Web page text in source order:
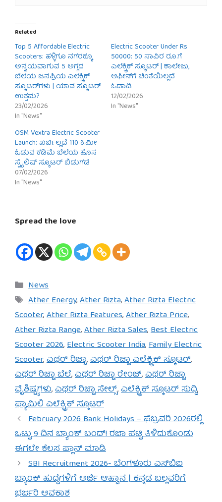
Related
Top 5 Affordable Electric
Scooters: ಹಳ್ಳಿಗೂ ನಗರಕ್ಕೂ
ಅನ್ವಯವಾಗುವ 5 ಅಗ್ಗದ
ಬೆಲೆಯ ಜನಪ್ರಿಯ ಎಲೆಕ್ಟ್ರಿಕ್
ಸ್ಕೂಟರ್‌ಗಳು | ಯಾವ ಸ್ಕೂಟರ್
ಉತ್ತಮ?
23/02/2026
In "News"
Electric Scooter Under Rs
50000: 50 ಸಾವಿರ ರೂ.ಗೆ
ಎಲೆಕ್ಟ್ರಿಕ್ ಸ್ಕೂಟರ್ | ಕಾಲೇಜು,
ಆಫೀಸ್‌ಗೆ ಚಿಂತೆಯಿಲ್ಲದೆ
ಓಡಾಡಿ
12/02/2026
In "News"
OSM Vextra Electric Scooter
Launch: ಖರ್ಚಿಲ್ಲದೆ 110 ಕಿ.ಮೀ
ಓಡುವ ಕಡಿಮೆ ಬೆಲೆಯ ಹೊಸ
ಸ್ಟೈಲಿಷ್ ಸ್ಕೂಟರ್ ಬಿಡುಗಡೆ
07/02/2026
In "News"
Spread the love
Categories
News
Tags
Ather Energy,Ather Rizta,Ather Rizta Electric
Scooter,Ather Rizta Features,Ather Rizta Price,
Ather Rizta Range,Ather Rizta Sales,Best Electric
Scooter 2026,Electric Scooter India,Family Electric
Scooter,ಎಥರ್ ರಿಜ್ಟಾ,ಎಥರ್ ರಿಜ್ಟಾ ಎಲೆಕ್ಟ್ರಿಕ್ ಸ್ಕೂಟರ್,
ಎಥರ್ ರಿಜ್ಟಾ ಬೆಲೆ,ಎಥರ್ ರಿಜ್ಟಾ ರೇಂಜ್,ಎಥರ್ ರಿಜ್ಟಾ
ವೈಶಿಷ್ಟ್ಯಗಳು,ಎಥರ್ ರಿಜ್ಟಾ ಸೇಲ್ಸ್,ಎಲೆಕ್ಟ್ರಿಕ್ ಸ್ಕೂಟರ್ ಸುದ್ದಿ,
ಫ್ಯಾಮಿಲಿ ಎಲೆಕ್ಟ್ರಿಕ್ ಸ್ಕೂಟರ್
February 2026 Bank Holidays – ಫೆಬ್ರವರಿ 2026ರಲ್ಲಿ
ಒಟ್ಟು 9 ದಿನ ಬ್ಯಾಂಕ್ ಬಂದ್! ರಜಾ ಪಟ್ಟಿ ತಿಳಿದುಕೊಂಡು
ಈಗಲೇ ಕೆಲಸ ಪ್ಲಾನ್ ಮಾಡಿ
SBI Recruitment 2026- ಬೆಂಗಳೂರು ಎಸ್‌ಬಿಐ
ಬ್ಯಾಂಕ್ ಹುದ್ದೆಗಳಿಗೆ ಅರ್ಜಿ ಆಹ್ವಾನ | ಕನ್ನಡ ಬಲ್ಲವರಿಗೆ
ಭರ್ಜರಿ ಅವಕಾಶ